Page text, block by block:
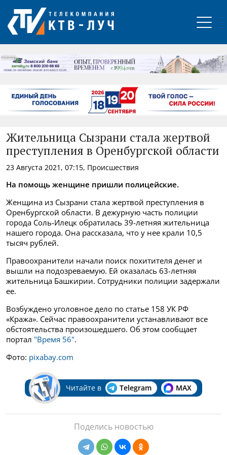
РЕКЛАМА
Жительница Сызрани стала жертвой
преступления в Оренбургской области
23 Августа 2021, 07:15, Происшествия
На помощь женщине пришли полицейские.
Женщина из Сызрани стала жертвой преступления в
Оренбургской области. В дежурную часть полиции
города Соль-Илецк обратилась 39-летняя жительница
нашего города. Она рассказала, что у нее крали 10,5
тысяч рублей.
Правоохранители начали поиск похитителя денег и
вышли на подозреваемую. Ей оказалась 63-летняя
жительница Башкирии. Сотрудники полиции задержали
ее.
Возбуждено уголовное дело по статье 158 УК РФ
«Кража». Сейчас правоохранители устанавливают все
обстоятельства произошедшего. Об этом сообщает
портал "Время 56".
Фото: pixabay.com
Читайте в Telegram MAX
Поделись новостью